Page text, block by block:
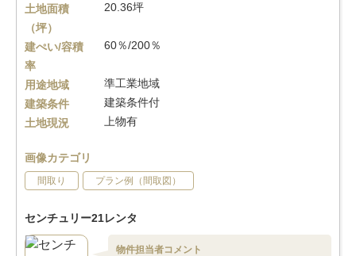
土地面積
（坪）
20.36坪
建ぺい/容積
率
60％/200％
用途地域
準工業地域
建築条件
建築条件付
土地現況
上物有
画像カテゴリ
間取り プラン例（間取図）
センチュリー21レンタ
物件担当者コメント